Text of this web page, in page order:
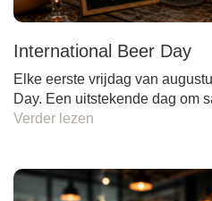
International Beer Day
Elke eerste vrijdag van
Day. Een uitstekende dag om
Verder lezen